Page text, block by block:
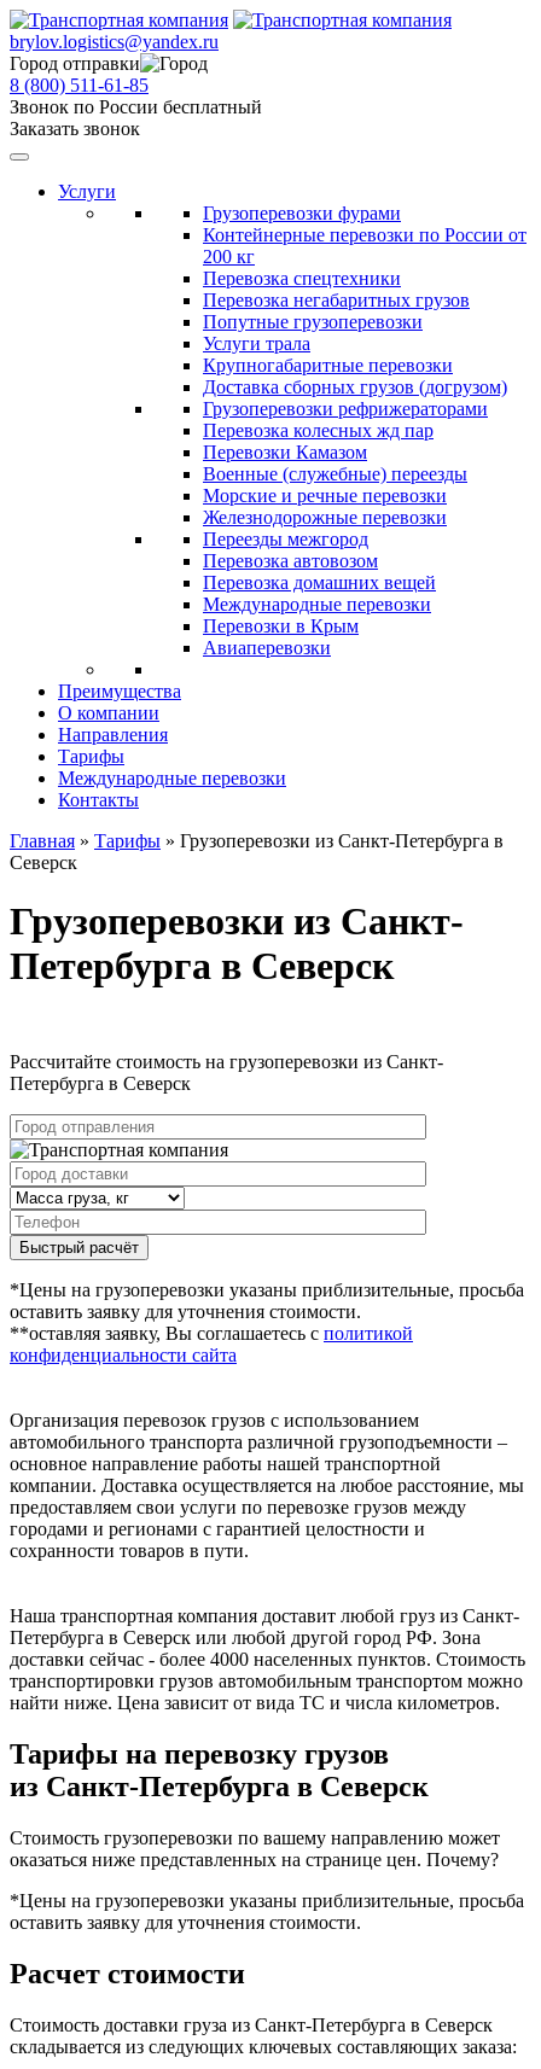
brylov.logistics@yandex.ru
Город отправки
8 (800) 511-61-85
Звонок по России бесплатный
Заказать звонок
Услуги
Грузоперевозки фурами
Контейнерные перевозки по России от
200 кг
Перевозка спецтехники
Перевозка негабаритных грузов
Попутные грузоперевозки
Услуги трала
Крупногабаритные перевозки
Доставка сборных грузов (догрузом)
Грузоперевозки рефрижераторами
Перевозка колесных жд пар
Перевозки Камазом
Военные (служебные) переезды
Морские и речные перевозки
Железнодорожные перевозки
Переезды межгород
Перевозка автовозом
Перевозка домашних вещей
Международные перевозки
Перевозки в Крым
Авиаперевозки
Преимущества
О компании
Направления
Тарифы
Международные перевозки
Контакты
Главная » Тарифы » Грузоперевозки из Санкт-Петербурга в
Северск
Грузоперевозки из Санкт-
Петербурга в Северск
Рассчитайте стоимость на грузоперевозки из Санкт-
Петербурга в Северск
Быстрый расчёт
*Цены на грузоперевозки указаны приблизительные, просьба
оставить заявку для уточнения стоимости.
**оставляя заявку, Вы соглашаетесь с политикой
конфиденциальности сайта
Организация перевозок грузов с использованием
автомобильного транспорта различной грузоподъемности –
основное направление работы нашей транспортной
компании. Доставка осуществляется на любое расстояние, мы
предоставляем свои услуги по перевозке грузов между
городами и регионами с гарантией целостности и
сохранности товаров в пути.
Наша транспортная компания доставит любой груз из Санкт-
Петербурга в Северск или любой другой город РФ. Зона
доставки сейчас - более 4000 населенных пунктов. Стоимость
транспортировки грузов автомобильным транспортом можно
найти ниже. Цена зависит от вида ТС и числа километров.
Тарифы на перевозку грузов
из Санкт-Петербурга в Северск
Стоимость грузоперевозки по вашему направлению может
оказаться ниже представленных на странице цен. Почему?
*Цены на грузоперевозки указаны приблизительные, просьба
оставить заявку для уточнения стоимости.
Расчет стоимости
Стоимость доставки груза из Санкт-Петербурга в Северск
складывается из следующих ключевых составляющих заказа: